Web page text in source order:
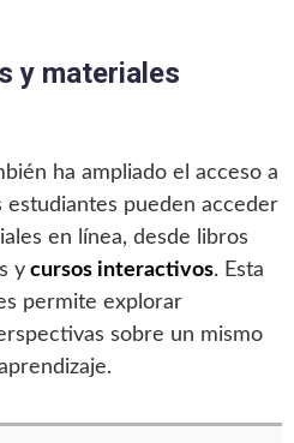
y materiales
ha ampliado el acceso a
estudiantes pueden acceder
en línea, desde libros
y cursos interactivos. Esta
permite explorar
sobre un mismo